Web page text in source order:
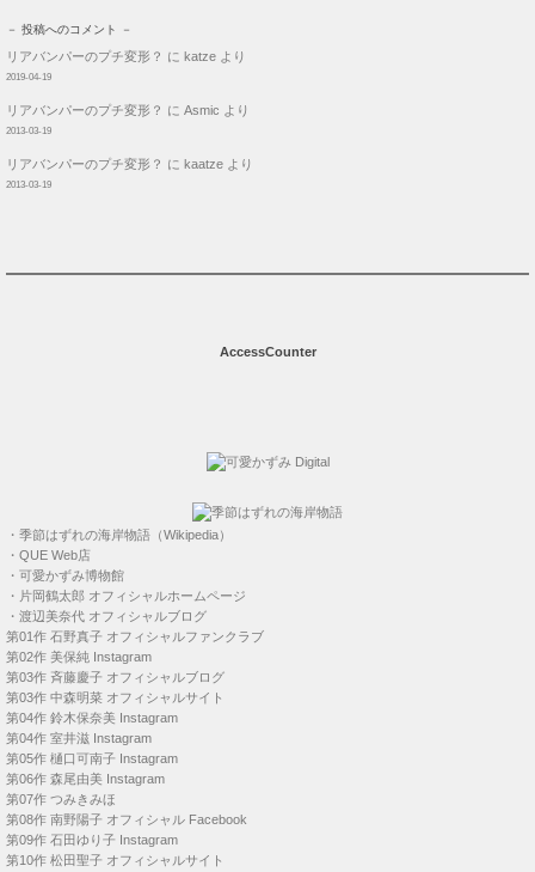
－ 投稿へのコメント －
リアバンパーのプチ変形？ に katze より
2019-04-19
リアバンパーのプチ変形？ に Asmic より
2013-03-19
リアバンパーのプチ変形？ に kaatze より
2013-03-19
AccessCounter
・ 季節はずれの海岸物語（Wikipedia）
・ QUE Web店
・ 可愛かずみ博物館
・ 片岡鶴太郎 オフィシャルホームページ
・ 渡辺美奈代 オフィシャルブログ
第01作 石野真子 オフィシャルファンクラブ
第02作 美保純 Instagram
第03作 斉藤慶子 オフィシャルブログ
第03作 中森明菜 オフィシャルサイト
第04作 鈴木保奈美 Instagram
第04作 室井滋 Instagram
第05作 樋口可南子 Instagram
第06作 森尾由美 Instagram
第07作 つみきみほ
第08作 南野陽子 オフィシャル Facebook
第09作 石田ゆり子 Instagram
第10作 松田聖子 オフィシャルサイト